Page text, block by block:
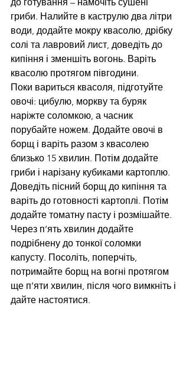
гриби. Налийте в каструлю два літри
води, додайте мокру квасолю, дрібку
солі та лавровий лист, доведіть до
кипіння і зменшіть вогонь. Варіть
квасолю протягом півгодини.
Поки вариться квасоля, підготуйте
овочі: цибулю, моркву та буряк
наріжте соломкою, а часник
порубайте ножем. Додайте овочі в
борщ і варіть разом з квасолею
близько 15 хвилин. Потім додайте
гриби і нарізану кубиками картоплю.
Доведіть пісний борщ до кипіння та
варіть до готовності картоплі. Потім
додайте томатну пасту і розмішайте.
Через п’ять хвилин додайте
подрібнену до тонкої соломки
капусту. Посоліть, поперчіть,
потримайте борщ на вогні протягом
ще п’яти хвилин, після чого вимкніть і
дайте настоятися.